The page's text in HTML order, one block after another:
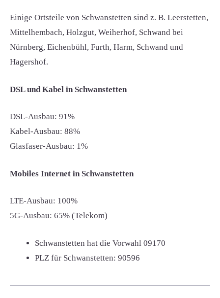
Einige Ortsteile von Schwanstetten sind z. B. Leerstetten,
Mittelhembach, Holzgut, Weiherhof, Schwand bei
Nürnberg, Eichenbühl, Furth, Harm, Schwand und
Hagershof.
DSL und Kabel in Schwanstetten
DSL-Ausbau: 91%
Kabel-Ausbau: 88%
Glasfaser-Ausbau: 1%
Mobiles Internet in Schwanstetten
LTE-Ausbau: 100%
5G-Ausbau: 65% (Telekom)
Schwanstetten hat die Vorwahl 09170
PLZ für Schwanstetten: 90596